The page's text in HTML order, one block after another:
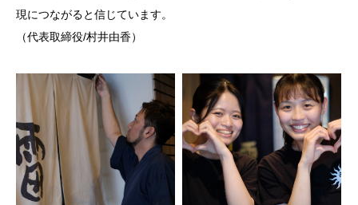
現につながると信じています。
（代表取締役/村井由香）